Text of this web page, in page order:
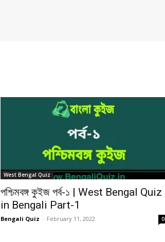
West Bengal Quiz
পশ্চিমবঙ্গ কুইজ পর্ব-১ | West Bengal Quiz
in Bengali Part-1
Bengali Quiz - February 11, 2022 0